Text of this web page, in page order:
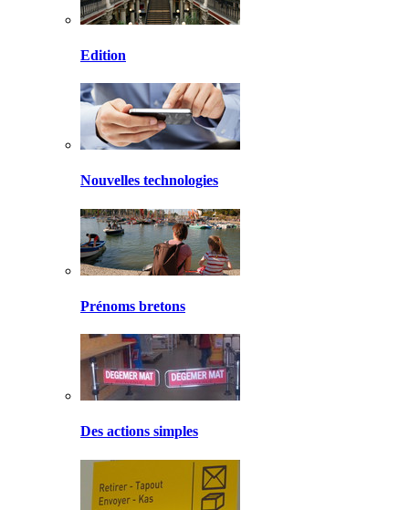
Edition
Nouvelles technologies
Prénoms bretons
Des actions simples